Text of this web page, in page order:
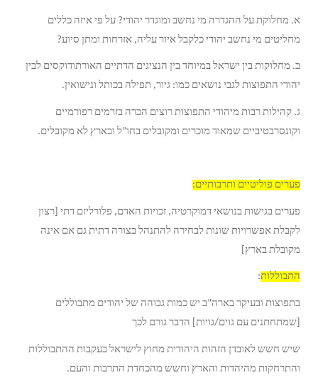
א. מחלוקת על ההגדרה מי נחשב ומוגדר יהודי? על פי איזה כללים
מחליטים מי נחשב יהודי כלקבל איור עליה, אזרחות ומתן סיוע?
ב. מחלוקות בין ישראל במיוחד בין הנציגים הדתיים האורתודוקסים לבין
יהודי התפוצות לגבי נושאים כמו: גיור, תפילה בכותל ונישואין.
ג. קהילות רבות מיהודי התפוצות רוצים הכרה בזרמים רפורמיים
וקונסרבטיביים שמאוד מוכרים ומקובלים בחו”ל ובארץ לא מקובלים.
פערים פוליטיים ותרבותיים:
פערים בגישות בנושאי דמוקרטיה, זכויות האדם, פלורליזם דתי [רצון
לקבלת אפשרויות שונות לבחירה להתנהל בצורה דתית גם אם אינה
מקובלת בארץ]
התבוללות:
בתפוצות ובעיקר בארה”ב יש כמות גבוהה של יהודים מתבוללים
[שמתחתנים עם גוים/גויות] הדבר גורם לכך
שיש חשש לאובדן הזהות היהודית מחוץ לישראל בעקבות ההתבוללות
והתרחקות מהיהדות והארץ וחשש מהכחדת התרבות והעם.